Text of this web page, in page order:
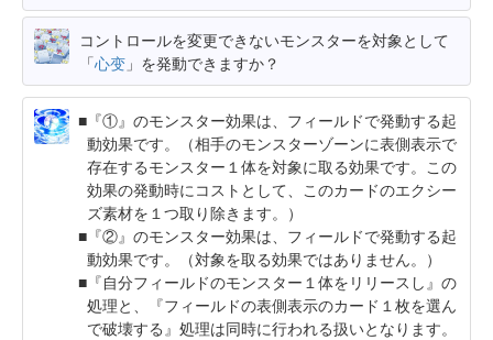
コントロールを変更できないモンスターを対象として
「心变 」を発動できますか？
『①』のモンスター効果は、フィールドで発動する起
動効果です。（相手のモンスターゾーンに表側表示で
存在するモンスター１体を対象に取る効果です。この
効果の発動時にコストとして、このカードのエクシー
ズ素材を１つ取り除きます。）
『②』のモンスター効果は、フィールドで発動する起
動効果です。（対象を取る効果ではありません。）
『自分フィールドのモンスター１体をリリースし』の
処理と、『フィールドの表側表示のカード１枚を選ん
で破壊する』処理は同時に行われる扱いとなります。